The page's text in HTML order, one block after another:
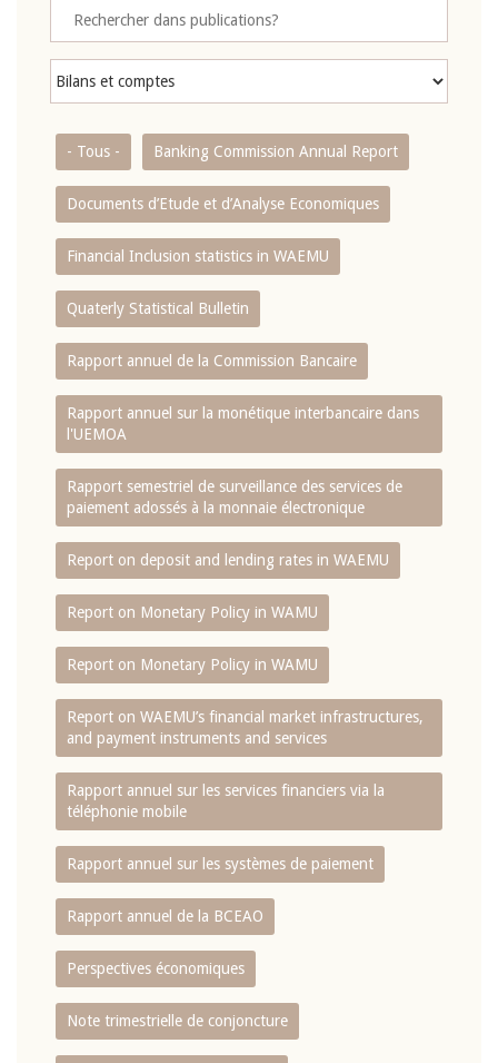
- Tous - Banking Commission Annual Report
Documents d’Etude et d’Analyse Economiques
Financial Inclusion statistics in WAEMU
Quaterly Statistical Bulletin
Rapport annuel de la Commission Bancaire
Rapport annuel sur la monétique interbancaire dans
l'UEMOA
Rapport semestriel de surveillance des services de
paiement adossés à la monnaie électronique
Report on deposit and lending rates in WAEMU
Report on Monetary Policy in WAMU
Report on Monetary Policy in WAMU
Report on WAEMU’s financial market infrastructures,
and payment instruments and services
Rapport annuel sur les services financiers via la
téléphonie mobile
Rapport annuel sur les systèmes de paiement
Rapport annuel de la BCEAO
Perspectives économiques
Note trimestrielle de conjoncture